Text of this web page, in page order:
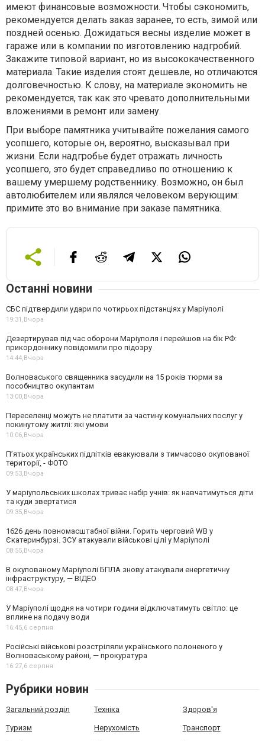
имеют финансовые возможности. Чтобы сэкономить,
рекомендуется делать заказ заранее, то есть, зимой или
поздней осенью. Дожидаться весны изделие может в
гараже или в компании по изготовлению надгробий.
Закажите типовой вариант, но из высококачественного
материала. Такие изделия стоят дешевле, но отличаются
долговечностью. К слову, на материале экономить не
рекомендуется, так как это чревато дополнительными
вложениями в ремонт или замену.
При выборе памятника учитывайте пожелания самого
усопшего, которые он, вероятно, высказывал при
жизни. Если надгробье будет отражать личность
усопшего, это будет справедливо по отношению к
вашему умершему родственнику. Возможно, он был
автолюбителем или являлся человеком верующим:
примите это во внимание при заказе памятника.
Останні новини
СБС підтвердили удари по чотирьох підстанціях у Маріуполі
19:31,Вчора
Дезертирував під час оборони Маріуполя і перейшов на бік РФ:
прикордоннику повідомили про підозру
14:44,Вчора
Волноваського священника засудили на 15 років тюрми за
пособництво окупантам
13:00,Вчора
Переселенці можуть не платити за частину комунальних послуг у
покинутому житлі: які умови
10:06,Вчора
П’ятьох українських підлітків евакуювали з тимчасово окупованої
території, - ФОТО
09:53,Вчора
У маріупольських школах триває набір учнів: як навчатимуться діти
та куди звертатися
09:35,Вчора
1626 день повномасштабної війни. Горить черговий WB у
Єкатеринбурзі. ЗСУ атакували військові цілі у Маріуполі
08:55,Вчора
В окупованому Маріуполі БПЛА знову атакували енергетичну
інфраструктуру, — ВІДЕО
08:47,Вчора
У Маріуполі щодня на чотири години відключатимуть світло: це
вплине на подачу води
16:45,6 серпня
Російські військові розстріляли українського полоненого у
Волноваському районі, — прокуратура
16:27,6 серпня
Рубрики новин
Загальний розділ Техніка Здоров'я
Туризм Нерухомість Транспорт